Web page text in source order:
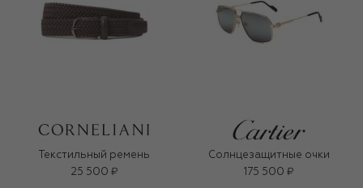
Текстильный ремень
25 500 ₽
Солнцезащитные очки
175 500 ₽